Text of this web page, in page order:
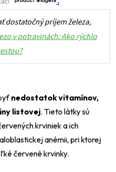
dostatočný príjem železa,
v potravinách: Ako rýchlo
nedostatok vitamínov,
listovej. Tieto látky sú
krviniek a ich
anémii, pri ktorej
červené krvinky.